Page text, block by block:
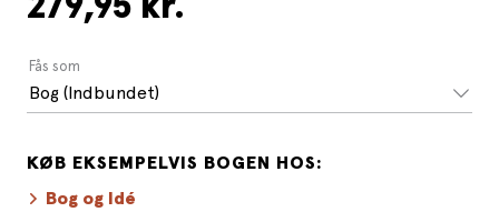
279,95 kr.
Fås som
Bog (Indbundet)
KØB EKSEMPELVIS BOGEN HOS:
Bog og Idé